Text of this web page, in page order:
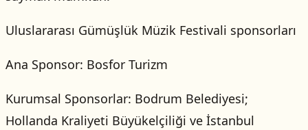
Uluslararası Gümüşlük Müzik Festivali sponsorları
Ana Sponsor: Bosfor Turizm
Kurumsal Sponsorlar: Bodrum Belediyesi;
Hollanda Kraliyeti Büyükelçiliği ve İstanbul